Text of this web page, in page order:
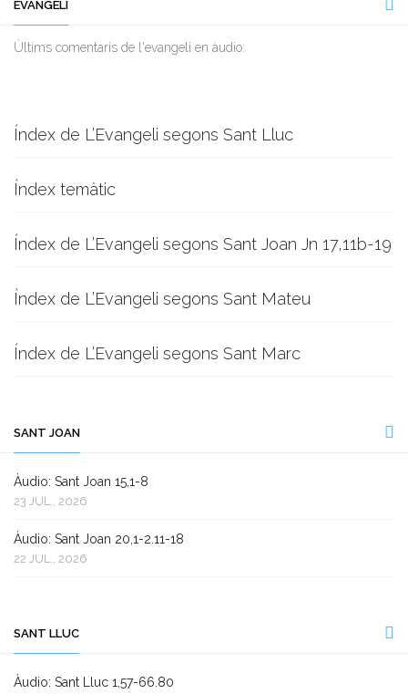
EVANGELI
Ùltims comentaris de l'evangeli en àudio:
Índex de L’Evangeli segons Sant Lluc
Índex temàtic
Índex de L’Evangeli segons Sant Joan Jn 17,11b-19
Índex de L’Evangeli segons Sant Mateu
Índex de L’Evangeli segons Sant Marc
SANT JOAN
Àudio: Sant Joan 15,1-8
23 JUL., 2026
Àudio: Sant Joan 20,1-2.11-18
22 JUL., 2026
SANT LLUC
Àudio: Sant Lluc 1,57-66.80